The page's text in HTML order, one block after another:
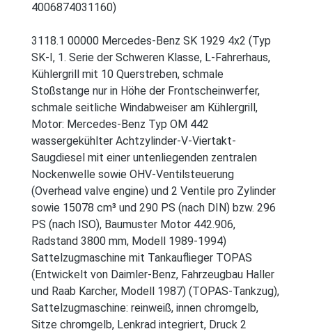
4006874031160)
3118.1 00000 Mercedes-Benz SK 1929 4x2 (Typ
SK-I, 1. Serie der Schweren Klasse, L-Fahrerhaus,
Kühlergrill mit 10 Querstreben, schmale
Stoßstange nur in Höhe der Frontscheinwerfer,
schmale seitliche Windabweiser am Kühlergrill,
Motor: Mercedes-Benz Typ OM 442
wassergekühlter Achtzylinder-V-Viertakt-
Saugdiesel mit einer untenliegenden zentralen
Nockenwelle sowie OHV-Ventilsteuerung
(Overhead valve engine) und 2 Ventile pro Zylinder
sowie 15078 cm³ und 290 PS (nach DIN) bzw. 296
PS (nach ISO), Baumuster Motor 442.906,
Radstand 3800 mm, Modell 1989-1994)
Sattelzugmaschine mit Tankauflieger TOPAS
(Entwickelt von Daimler-Benz, Fahrzeugbau Haller
und Raab Karcher, Modell 1987) (TOPAS-Tankzug),
Sattelzugmaschine: reinweiß, innen chromgelb,
Sitze chromgelb, Lenkrad integriert, Druck 2